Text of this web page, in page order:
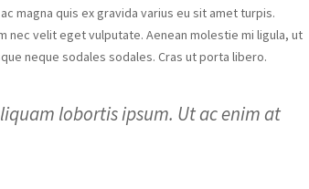
magna quis ex gravida varius eu sit amet turpis.
nec velit eget vulputate. Aenean molestie mi ligula, ut
neque sodales sodales. Cras ut porta libero.
lobortis ipsum. Ut ac enim at